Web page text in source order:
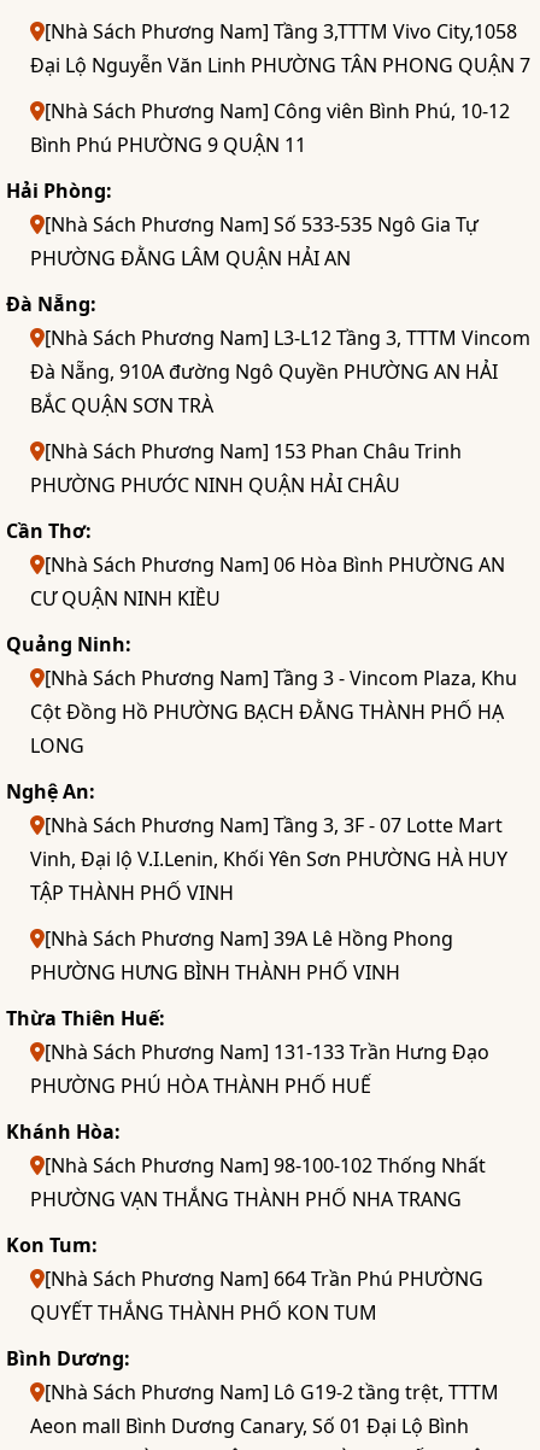
[Nhà Sách Phương Nam] Tầng 3,TTTM Vivo City,1058
Đại Lộ Nguyễn Văn Linh PHƯỜNG TÂN PHONG QUẬN 7
[Nhà Sách Phương Nam] Công viên Bình Phú, 10-12
Bình Phú PHƯỜNG 9 QUẬN 11
Hải Phòng:
[Nhà Sách Phương Nam] Số 533-535 Ngô Gia Tự
PHƯỜNG ĐẰNG LÂM QUẬN HẢI AN
Đà Nẵng:
[Nhà Sách Phương Nam] L3-L12 Tầng 3, TTTM Vincom
Đà Nẵng, 910A đường Ngô Quyền PHƯỜNG AN HẢI
BẮC QUẬN SƠN TRÀ
[Nhà Sách Phương Nam] 153 Phan Châu Trinh
PHƯỜNG PHƯỚC NINH QUẬN HẢI CHÂU
Cần Thơ:
[Nhà Sách Phương Nam] 06 Hòa Bình PHƯỜNG AN
CƯ QUẬN NINH KIỀU
Quảng Ninh:
[Nhà Sách Phương Nam] Tầng 3 - Vincom Plaza, Khu
Cột Đồng Hồ PHƯỜNG BẠCH ĐẰNG THÀNH PHỐ HẠ
LONG
Nghệ An:
[Nhà Sách Phương Nam] Tầng 3, 3F - 07 Lotte Mart
Vinh, Đại lộ V.I.Lenin, Khối Yên Sơn PHƯỜNG HÀ HUY
TẬP THÀNH PHỐ VINH
[Nhà Sách Phương Nam] 39A Lê Hồng Phong
PHƯỜNG HƯNG BÌNH THÀNH PHỐ VINH
Thừa Thiên Huế:
[Nhà Sách Phương Nam] 131-133 Trần Hưng Đạo
PHƯỜNG PHÚ HÒA THÀNH PHỐ HUẾ
Khánh Hòa:
[Nhà Sách Phương Nam] 98-100-102 Thống Nhất
PHƯỜNG VẠN THẮNG THÀNH PHỐ NHA TRANG
Kon Tum:
[Nhà Sách Phương Nam] 664 Trần Phú PHƯỜNG
QUYẾT THẮNG THÀNH PHỐ KON TUM
Bình Dương:
[Nhà Sách Phương Nam] Lô G19-2 tầng trệt, TTTM
Aeon mall Bình Dương Canary, Số 01 Đại Lộ Bình